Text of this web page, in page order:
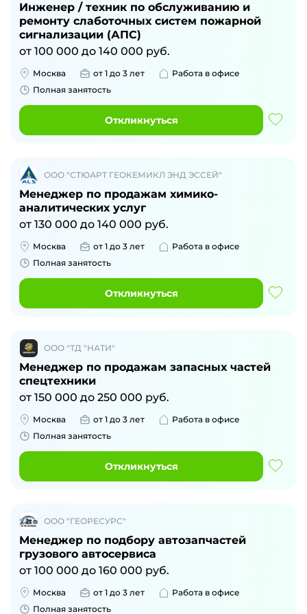
Инженер / техник по обслуживанию и
ремонту слаботочных систем пожарной
сигнализации (АПС)
от 100 000 до 140 000 руб.
Москва от 1 до 3 лет
Работа в офисе
Полная занятость
Откликнуться
ООО "СТЮАРТ ГЕОКЕМИКЛ ЭНД ЭССЕЙ"
Менеджер по продажам химико-
аналитических услуг
от 130 000 до 140 000 руб.
Москва от 1 до 3 лет
Работа в офисе
Полная занятость
Откликнуться
ООО "ТД "НАТИ"
Менеджер по продажам запасных частей
спецтехники
от 150 000 до 250 000 руб.
Москва от 1 до 3 лет
Работа в офисе
Полная занятость
Откликнуться
ООО "ГЕОРЕСУРС"
Менеджер по подбору автозапчастей
грузового автосервиса
от 100 000 до 160 000 руб.
Москва от 1 до 3 лет
Работа в офисе
Полная занятость